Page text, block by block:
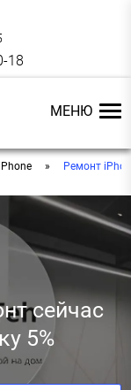
18
МЕНЮ
Ремонт
сейчас
5%